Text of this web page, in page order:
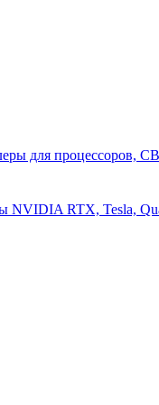
для процессоров,
NVIDIA RTX, Tesla,